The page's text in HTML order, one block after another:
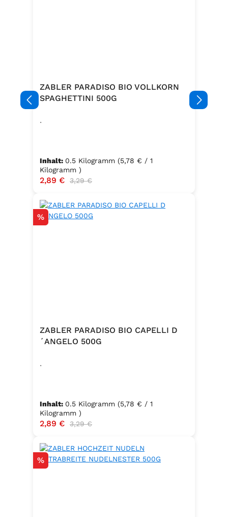
ZABLER PARADISO BIO VOLLKORN
SPAGHETTINI 500G
.
Inhalt: 0.5 Kilogramm (5,78 € / 1
Kilogramm )
Verkaufspreis:
2,89 € Regulärer Preis:
3,29 €
Rabatt
%
ZABLER PARADISO BIO CAPELLI D
´ANGELO 500G
.
Inhalt: 0.5 Kilogramm (5,78 € / 1
Kilogramm )
Verkaufspreis:
2,89 € Regulärer Preis:
3,29 €
Rabatt
%